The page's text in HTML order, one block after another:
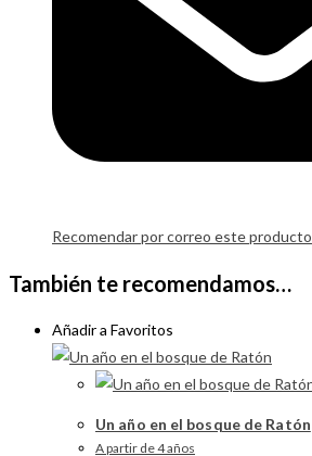
Recomendar por correo este producto
También te recomendamos…
Añadir a Favoritos
Un año en el bosque de Ratón
A partir de 4 años